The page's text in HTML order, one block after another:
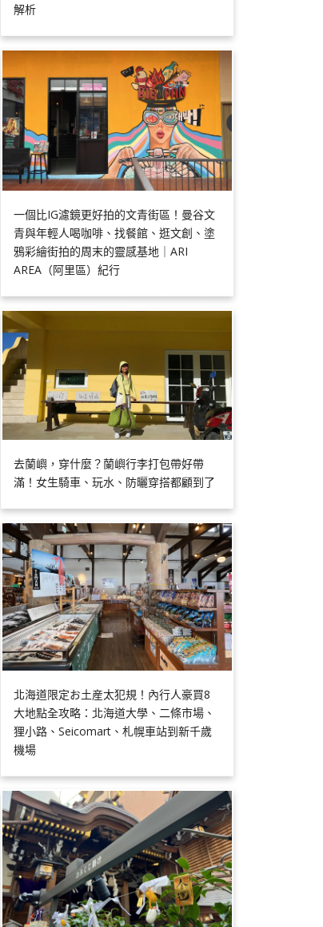
解析
一個比IG濾鏡更好拍的文青街區！曼谷文
青與年輕人喝咖啡、找餐館、逛文創、塗
鴉彩繪街拍的周末的靈感基地｜ARI
AREA（阿里區）紀行
去蘭嶼，穿什麼？蘭嶼行李打包帶好帶
滿！女生騎車、玩水、防曬穿搭都顧到了
北海道限定お土産太犯規！內行人豪買8
大地點全攻略：北海道大學、二條市場、
狸小路、Seicomart、札幌車站到新千歲
機場